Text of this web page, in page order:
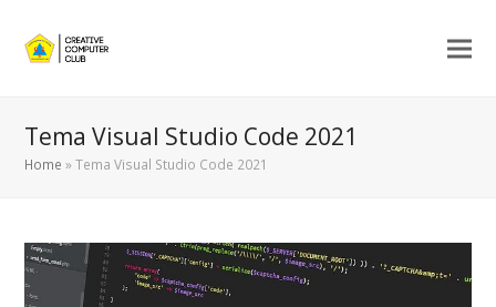
Tema Visual Studio Code 2021
Home »Tema Visual Studio Code 2021